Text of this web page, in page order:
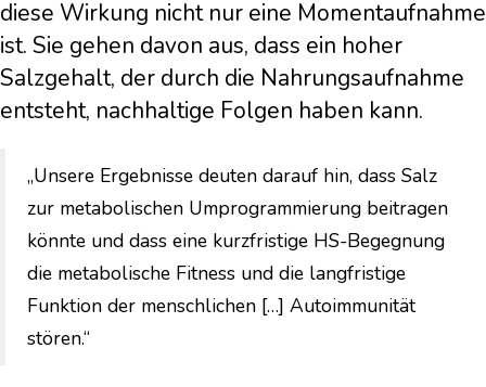
diese Wirkung nicht nur eine Momentaufnahme
ist. Sie gehen davon aus, dass ein hoher
Salzgehalt, der durch die Nahrungsaufnahme
entsteht, nachhaltige Folgen haben kann.
„Unsere Ergebnisse deuten darauf hin, dass Salz
zur metabolischen Umprogrammierung beitragen
könnte und dass eine kurzfristige HS-Begegnung
die metabolische Fitness und die langfristige
Funktion der menschlichen […] Autoimmunität
stören.“